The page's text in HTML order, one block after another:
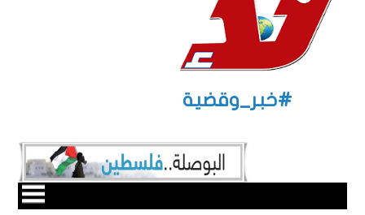
#خبر_وقضية